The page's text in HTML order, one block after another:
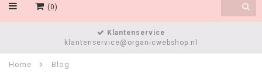
(0)
Klantenservice
klantenservice@organicwebshop.nl
Home Blog